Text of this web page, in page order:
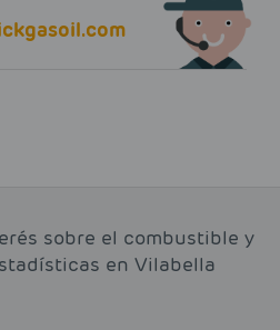
sobre el combustible y
en Vilabella